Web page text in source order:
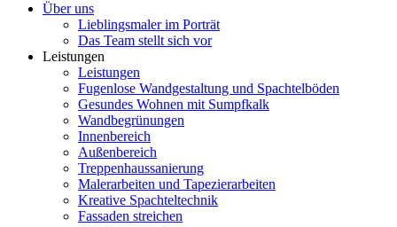
Über uns
Lieblingsmaler im Porträt
Das Team stellt sich vor
Leistungen
Leistungen
Fugenlose Wandgestaltung und Spachtelböden
Gesundes Wohnen mit Sumpfkalk
Wandbegrünungen
Innenbereich
Außenbereich
Treppenhaussanierung
Malerarbeiten und Tapezierarbeiten
Kreative Spachteltechnik
Fassaden streichen